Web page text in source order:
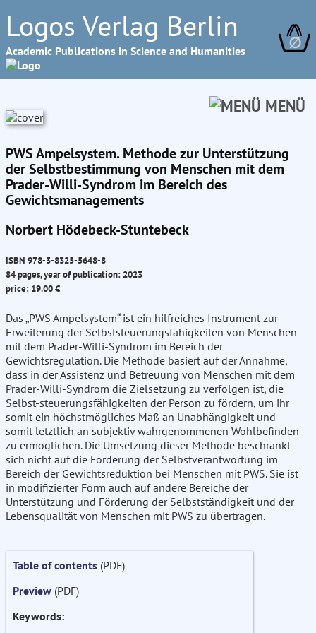
Logos Verlag Berlin
Academic Publications in Science and Humanities ∅
MENÜ
PWS Ampelsystem. Methode zur Unterstützung
der Selbstbestimmung von Menschen mit dem
Prader-Willi-Syndrom im Bereich des
Gewichtsmanagements
Norbert Hödebeck-Stuntebeck
ISBN 978-3-8325-5648-8
84 pages, year of publication: 2023
price: 19.00 €
Das „PWS Ampelsystem“ ist ein hilfreiches Instrument zur
Erweiterung der Selbststeuerungsfähigkeiten von Menschen
mit dem Prader-Willi-Syndrom im Bereich der
Gewichtsregulation. Die Methode basiert auf der Annahme,
dass in der Assistenz und Betreuung von Menschen mit dem
Prader-Willi-Syndrom die Zielsetzung zu verfolgen ist, die
Selbst-steuerungsfähigkeiten der Person zu fördern, um ihr
somit ein höchstmögliches Maß an Unabhängigkeit und
somit letztlich an subjektiv wahrgenommenen Wohlbefinden
zu ermöglichen. Die Umsetzung dieser Methode beschränkt
sich nicht auf die Förderung der Selbstverantwortung im
Bereich der Gewichtsreduktion bei Menschen mit PWS. Sie ist
in modifizierter Form auch auf andere Bereiche der
Unterstützung und Förderung der Selbstständigkeit und der
Lebensqualität von Menschen mit PWS zu übertragen.
Table of contents (PDF)
Preview (PDF)
Keywords: